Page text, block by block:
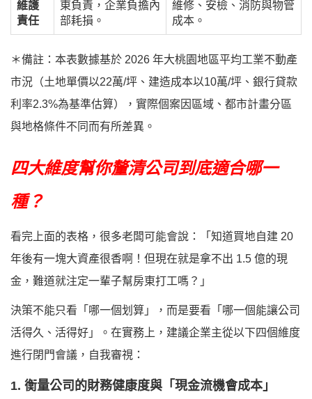
維護
責任
東負責，企業負擔內
部耗損。
維修、安檢、消防與物管
成本。
＊備註：本表數據基於 2026 年大桃園地區平均工業不動產
市況（土地單價以22萬/坪、建造成本以10萬/坪、銀行貸款
利率2.3%為基準估算），實際個案因區域、都市計畫分區
與地格條件不同而有所差異。
四大維度幫你釐清公司到底適合哪一
種？
看完上面的表格，很多老闆可能會說：「知道買地自建 20
年後有一塊大資產很香啊！但現在就是拿不出 1.5 億的現
金，難道就注定一輩子幫房東打工嗎？」
決策不能只看「哪一個划算」，而是要看「哪一個能讓公司
活得久、活得好」。在實務上，建議企業主從以下四個維度
進行閉門會議，自我審視：
1. 衡量公司的財務健康度與「現金流機會成本」